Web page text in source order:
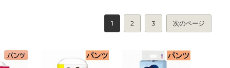
1 2 3 次のページ